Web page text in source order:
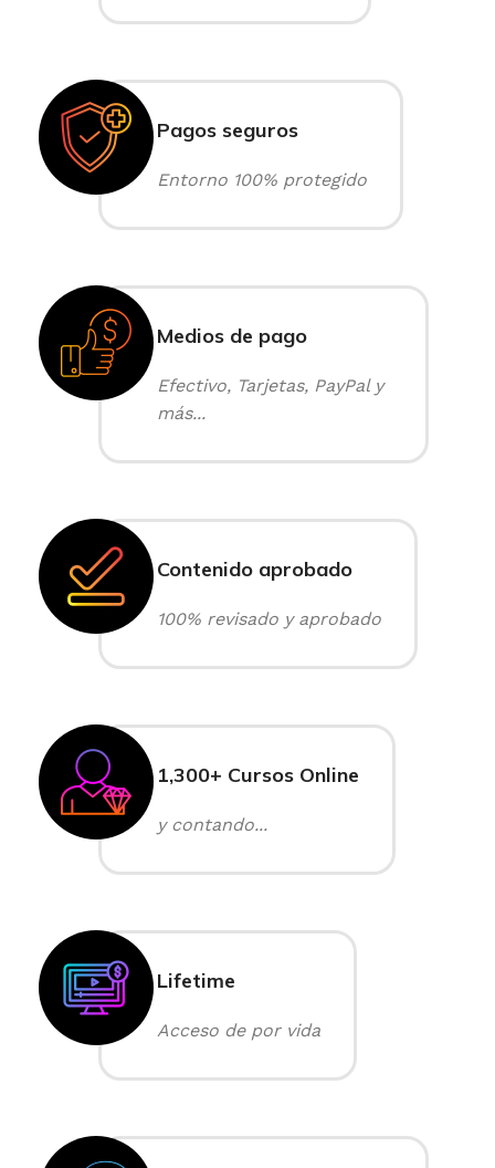
Pagos seguros
Entorno 100% protegido
Medios de pago
Efectivo, Tarjetas, PayPal y
más...
Contenido aprobado
100% revisado y aprobado
1,300+ Cursos Online
y contando...
Lifetime
Acceso de por vida